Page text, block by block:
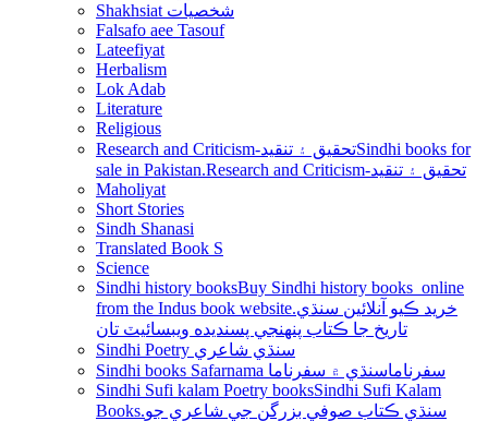
Shakhsiat شخصيات
Falsafo aee Tasouf
Lateefiyat
Herbalism
Lok Adab
Literature
Religious
Research and Criticism-تحقيق ۽ تنقيدSindhi books for
sale in Pakistan.Research and Criticism-تحقيق ۽ تنقيد
Maholiyat
Short Stories
Sindh Shanasi
Translated Book S
Science
Sindhi history booksBuy Sindhi history books online
from the Indus book website.خريد ڪيو آنلائين سنڌي
تاريخ جا ڪتاب پنھنجي پسنديده ويبسائيٽ تان
Sindhi Poetry سنڌي شاعري
Sindhi books Safarnama سفرناماسنڌي ۾ سفرناما
Sindhi Sufi kalam Poetry booksSindhi Sufi Kalam
Books.سنڌي ڪتاب صوفي بزرگن جي شاعري جو